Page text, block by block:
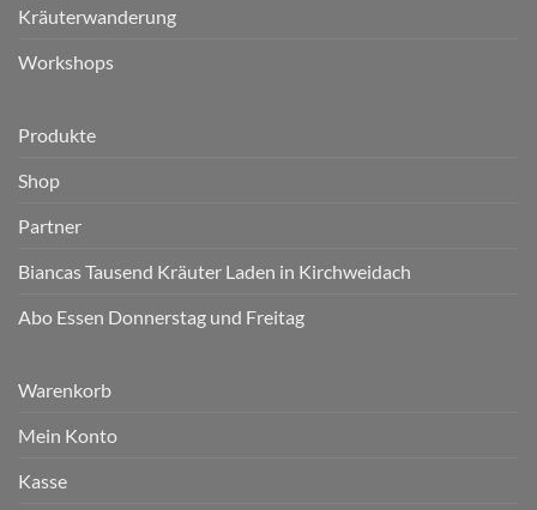
Kräuterwanderung
Workshops
Produkte
Shop
Partner
Biancas Tausend Kräuter Laden in Kirchweidach
Abo Essen Donnerstag und Freitag
Warenkorb
Mein Konto
Kasse